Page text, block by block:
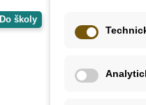
Do školy